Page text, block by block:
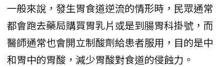
一般來說，發生胃食道逆流的情形時，民眾通常
都會跑去藥局購買胃乳片或是到腸胃科掛號，而
醫師通常也會開立制酸劑給患者服用，目的是中
和胃中的胃酸，減少胃酸對食道的侵蝕力。